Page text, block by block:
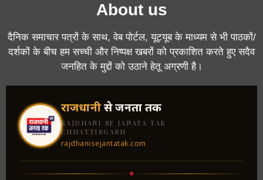
About us
दैनिक समाचार पत्रों के साथ, वेब पोर्टल, यूट्यूब के माध्यम से भी पाठकों/
दर्शकों के बीच हम सच्ची और निष्पक्ष खबरों को प्रकाशित करते हुए सदैव
जनहित के मुद्दों को उठाने हेतू अग्रणी है।
राजधानीसे जनता तक
RAJDHANI SE JANATA TAK ·
CHHATTISGARH
rajdhanisejantatak.com